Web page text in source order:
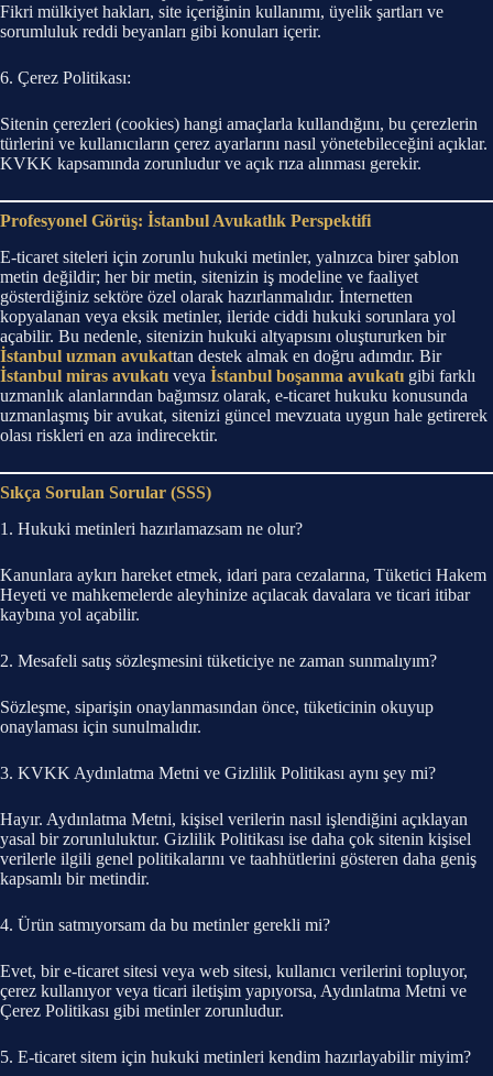
Fikri mülkiyet hakları, site içeriğinin kullanımı, üyelik şartları ve
sorumluluk reddi beyanları gibi konuları içerir.
6. Çerez Politikası:
Sitenin çerezleri (cookies) hangi amaçlarla kullandığını, bu çerezlerin
türlerini ve kullanıcıların çerez ayarlarını nasıl yönetebileceğini açıklar.
KVKK kapsamında zorunludur ve açık rıza alınması gerekir.
Profesyonel Görüş: İstanbul Avukatlık Perspektifi
E-ticaret siteleri için zorunlu hukuki metinler, yalnızca birer şablon
metin değildir; her bir metin, sitenizin iş modeline ve faaliyet
gösterdiğiniz sektöre özel olarak hazırlanmalıdır. İnternetten
kopyalanan veya eksik metinler, ileride ciddi hukuki sorunlara yol
açabilir. Bu nedenle, sitenizin hukuki altyapısını oluştururken bir
İstanbul uzman avukattan destek almak en doğru adımdır. Bir
İstanbul miras avukatı veya İstanbul boşanma avukatı gibi farklı
uzmanlık alanlarından bağımsız olarak, e-ticaret hukuku konusunda
uzmanlaşmış bir avukat, sitenizi güncel mevzuata uygun hale getirerek
olası riskleri en aza indirecektir.
Sıkça Sorulan Sorular (SSS)
1. Hukuki metinleri hazırlamazsam ne olur?
Kanunlara aykırı hareket etmek, idari para cezalarına, Tüketici Hakem
Heyeti ve mahkemelerde aleyhinize açılacak davalara ve ticari itibar
kaybına yol açabilir.
2. Mesafeli satış sözleşmesini tüketiciye ne zaman sunmalıyım?
Sözleşme, siparişin onaylanmasından önce, tüketicinin okuyup
onaylaması için sunulmalıdır.
3. KVKK Aydınlatma Metni ve Gizlilik Politikası aynı şey mi?
Hayır. Aydınlatma Metni, kişisel verilerin nasıl işlendiğini açıklayan
yasal bir zorunluluktur. Gizlilik Politikası ise daha çok sitenin kişisel
verilerle ilgili genel politikalarını ve taahhütlerini gösteren daha geniş
kapsamlı bir metindir.
4. Ürün satmıyorsam da bu metinler gerekli mi?
Evet, bir e-ticaret sitesi veya web sitesi, kullanıcı verilerini topluyor,
çerez kullanıyor veya ticari iletişim yapıyorsa, Aydınlatma Metni ve
Çerez Politikası gibi metinler zorunludur.
5. E-ticaret sitem için hukuki metinleri kendim hazırlayabilir miyim?